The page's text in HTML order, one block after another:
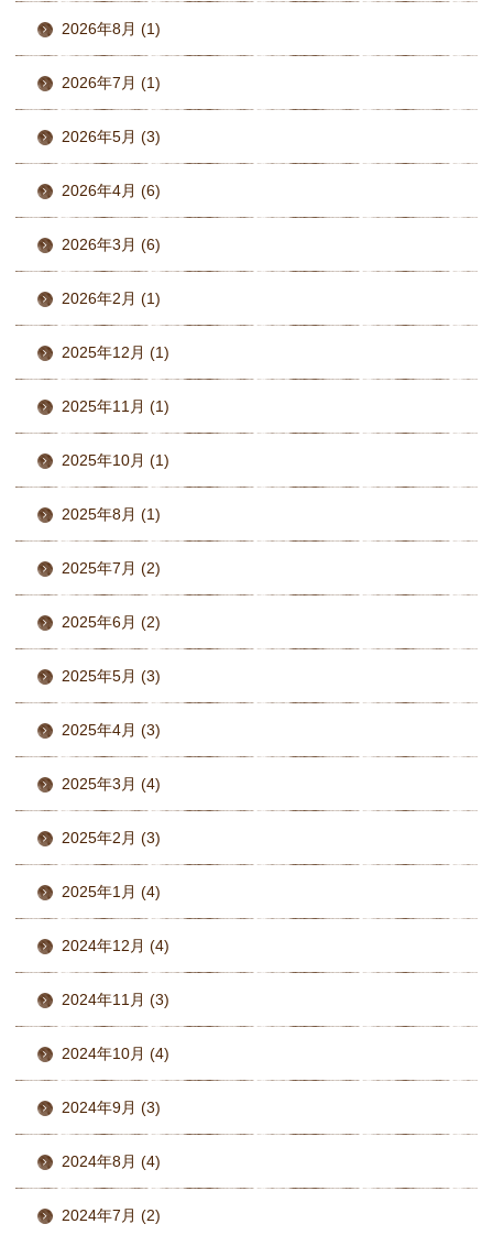
2026年8月 (1)
2026年7月 (1)
2026年5月 (3)
2026年4月 (6)
2026年3月 (6)
2026年2月 (1)
2025年12月 (1)
2025年11月 (1)
2025年10月 (1)
2025年8月 (1)
2025年7月 (2)
2025年6月 (2)
2025年5月 (3)
2025年4月 (3)
2025年3月 (4)
2025年2月 (3)
2025年1月 (4)
2024年12月 (4)
2024年11月 (3)
2024年10月 (4)
2024年9月 (3)
2024年8月 (4)
2024年7月 (2)